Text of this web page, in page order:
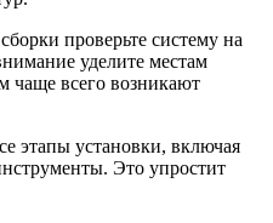
проверьте систему на
уделите местам
чаще всего возникают
этапы установки, включая
Это упростит